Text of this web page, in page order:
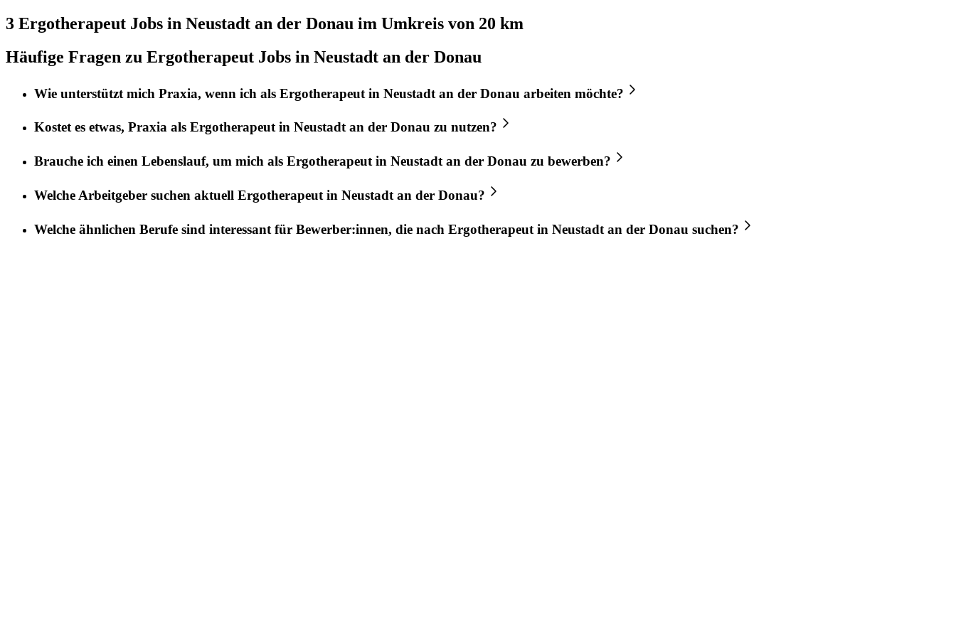
3 Ergotherapeut Jobs in Neustadt an der Donau im Umkreis von 20 km
Häufige Fragen zu Ergotherapeut Jobs in Neustadt an der Donau
Wie unterstützt mich Praxia, wenn ich als Ergotherapeut in Neustadt an der Donau arbeiten möchte?
Kostet es etwas, Praxia als Ergotherapeutin Neustadt an der Donau zu nutzen?
Brauche ich einen Lebenslauf, um mich als Ergotherapeut in Neustadt an der Donau zu bewerben?
Welche Arbeitgeber suchen aktuell Ergotherapeut in Neustadt an der Donau?
Welche ähnlichen Berufe sind interessant für Bewerber:innen, die nach Ergotherapeut in Neustadt an der Donau suchen?